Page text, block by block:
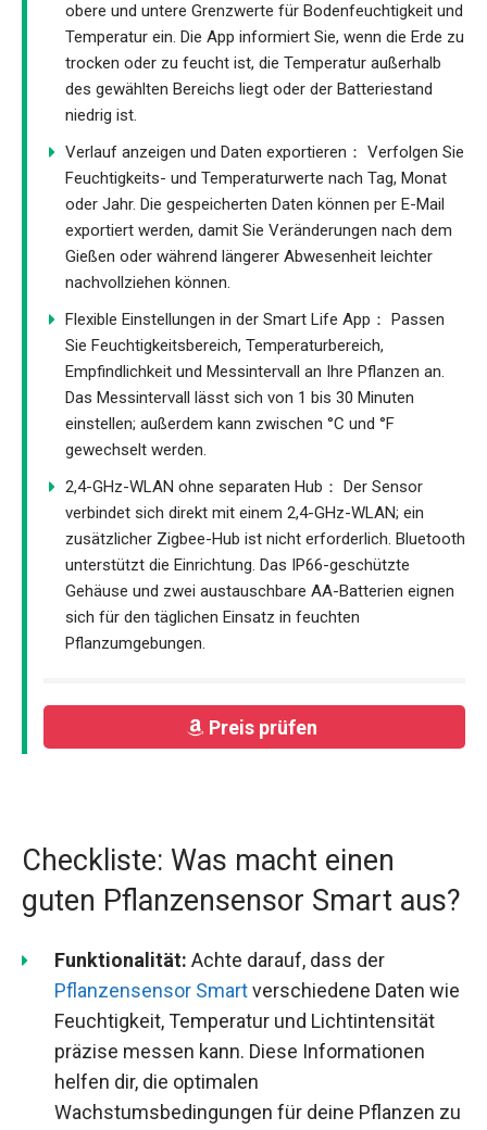
obere und untere Grenzwerte für Bodenfeuchtigkeit und
Temperatur ein. Die App informiert Sie, wenn die Erde zu
trocken oder zu feucht ist, die Temperatur außerhalb
des gewählten Bereichs liegt oder der Batteriestand
niedrig ist.
Verlauf anzeigen und Daten exportieren： Verfolgen Sie
Feuchtigkeits- und Temperaturwerte nach Tag, Monat
oder Jahr. Die gespeicherten Daten können per E-Mail
exportiert werden, damit Sie Veränderungen nach dem
Gießen oder während längerer Abwesenheit leichter
nachvollziehen können.
Flexible Einstellungen in der Smart Life App： Passen
Sie Feuchtigkeitsbereich, Temperaturbereich,
Empfindlichkeit und Messintervall an Ihre Pflanzen an.
Das Messintervall lässt sich von 1 bis 30 Minuten
einstellen; außerdem kann zwischen °C und °F
gewechselt werden.
2,4-GHz-WLAN ohne separaten Hub： Der Sensor
verbindet sich direkt mit einem 2,4-GHz-WLAN; ein
zusätzlicher Zigbee-Hub ist nicht erforderlich. Bluetooth
unterstützt die Einrichtung. Das IP66-geschützte
Gehäuse und zwei austauschbare AA-Batterien eignen
sich für den täglichen Einsatz in feuchten
Pflanzumgebungen.
Preis prüfen
Checkliste: Was macht einen
guten Pflanzensensor Smart aus?
Funktionalität: Achte darauf, dass der
Pflanzensensor Smartverschiedene Daten wie
Feuchtigkeit, Temperatur und Lichtintensität
präzise messen kann. Diese Informationen
helfen dir, die optimalen
Wachstumsbedingungen für deine Pflanzen zu